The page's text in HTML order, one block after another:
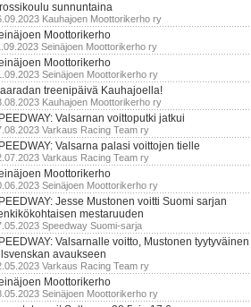
sunnuntaina
Kauhajoen Moottorikerho ry
Moottorikerho
Seinäjoen Moottorikerho ry
Moottorikerho
Seinäjoen Moottorikerho ry
treenipäivä Kauhajoella!
Kauhajoen Moottorikerho ry
Valsarnan voittoputki jatkui
Varkaus Racing Team ry
Valsarna palasi voittojen tielle
Varkaus Racing Team ry
Moottorikerho
Seinäjoen Moottorikerho ry
Jesse Mustonen voitti Suomi sarjan
mestaruuden
Speedway Suomi-sarja
Valsarnalle voitto, Mustonen tyytyväinen
avaukseen
Varkaus Racing Team ry
Moottorikerho
Seinäjoen Moottorikerho ry